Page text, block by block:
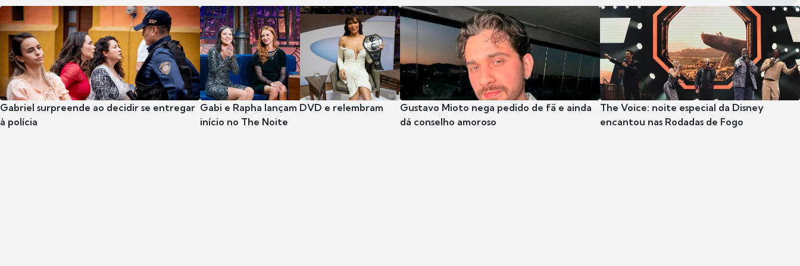
Gabriel surpreende ao decidir se entregar
à polícia
Gabi e Rapha lançam DVD e relembram
início no The Noite
Gustavo Mioto nega pedido de fã e ainda
dá conselho amoroso
The Voice: noite especial da Disney
encantou nas Rodadas de Fogo